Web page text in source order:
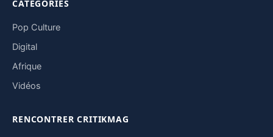
CATÉGORIES
Pop Culture
Digital
Afrique
Vidéos
RENCONTRER CRITIKMAG